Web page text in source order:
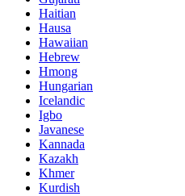
Haitian
Hausa
Hawaiian
Hebrew
Hmong
Hungarian
Icelandic
Igbo
Javanese
Kannada
Kazakh
Khmer
Kurdish